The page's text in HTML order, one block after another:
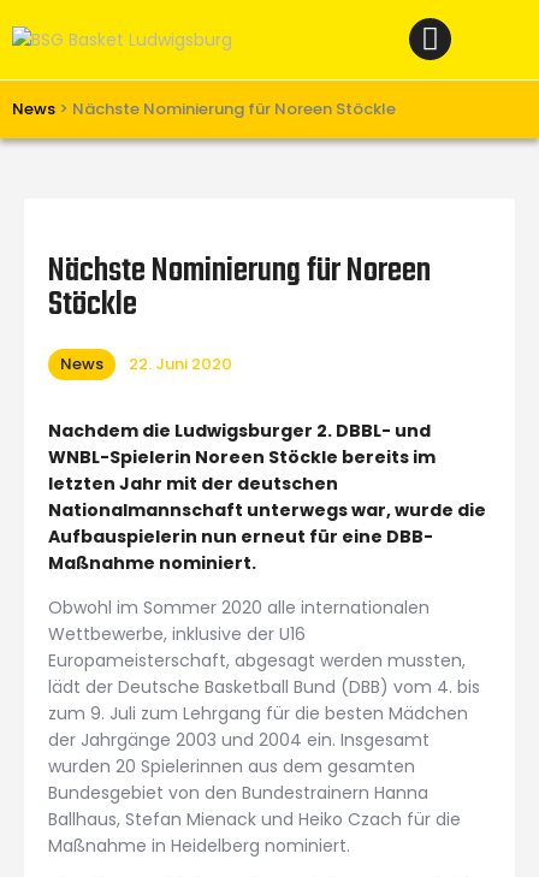
News > Nächste Nominierung für Noreen Stöckle
Verein
Unterstützen
Nächste Nominierung für Noreen
Stöckle
News 22. Juni 2020
Nachdem die Ludwigsburger 2. DBBL- und
WNBL-Spielerin Noreen Stöckle bereits im
letzten Jahr mit der deutschen
Nationalmannschaft unterwegs war, wurde die
Aufbauspielerin nun erneut für eine DBB-
Maßnahme nominiert.
Obwohl im Sommer 2020 alle internationalen
Wettbewerbe, inklusive der U16
Europameisterschaft, abgesagt werden mussten,
lädt der Deutsche Basketball Bund (DBB) vom 4. bis
zum 9. Juli zum Lehrgang für die besten Mädchen
der Jahrgänge 2003 und 2004 ein. Insgesamt
wurden 20 Spielerinnen aus dem gesamten
Bundesgebiet von den Bundestrainern Hanna
Ballhaus, Stefan Mienack und Heiko Czach für die
Maßnahme in Heidelberg nominiert.